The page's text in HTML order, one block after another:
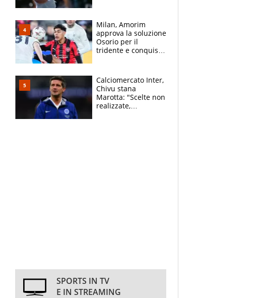
Milan, Amorim
approva la soluzione
Osorio per il
tridente e conquista
Allegri
Calciomercato Inter,
Chivu stana
Marotta: "Scelte non
realizzate,
SPORTS IN TV
E IN STREAMING